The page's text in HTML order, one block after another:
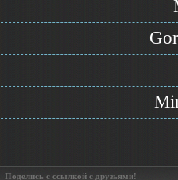
Поделись с ссылкой с друзьями!